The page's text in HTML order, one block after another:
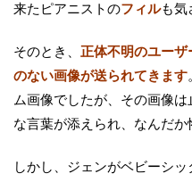
来たピアニストのフィルも気
そのとき、 正体不明のユー
のない画像が送られてきます
ム画像でしたが、その画像
な言葉が添えられ、なんだか
しかし、ジェンがベビーシ